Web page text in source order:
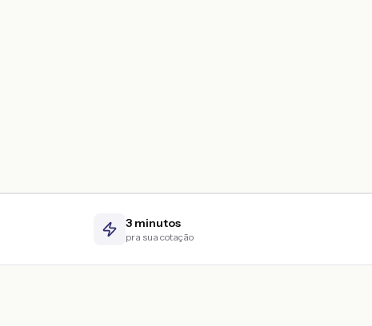
3 minutos
pra sua cotação